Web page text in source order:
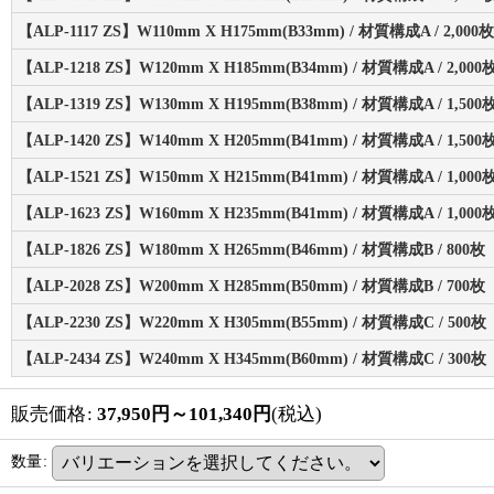
【ALP-1117 ZS】W110mm X H175mm(B33mm) / 材質構成A / 2,000枚
【ALP-1218 ZS】W120mm X H185mm(B34mm) / 材質構成A / 2,000
【ALP-1319 ZS】W130mm X H195mm(B38mm) / 材質構成A / 1,500
【ALP-1420 ZS】W140mm X H205mm(B41mm) / 材質構成A / 1,500
【ALP-1521 ZS】W150mm X H215mm(B41mm) / 材質構成A / 1,000
【ALP-1623 ZS】W160mm X H235mm(B41mm) / 材質構成A / 1,000
【ALP-1826 ZS】W180mm X H265mm(B46mm) / 材質構成B / 800枚
【ALP-2028 ZS】W200mm X H285mm(B50mm) / 材質構成B / 700枚
【ALP-2230 ZS】W220mm X H305mm(B55mm) / 材質構成C / 500枚
【ALP-2434 ZS】W240mm X H345mm(B60mm) / 材質構成C / 300枚
販売価格: 37,950 円 ～101,340 円(税込)
数量: